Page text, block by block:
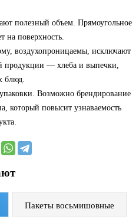
полезный объем. Прямоугольное
на поверхность.
воздухопроницаемы, исключают
продукции — хлеба и выпечки,
блюд.
Возможно брендирование
который повысит узнаваемость
Пакеты восьмишовные